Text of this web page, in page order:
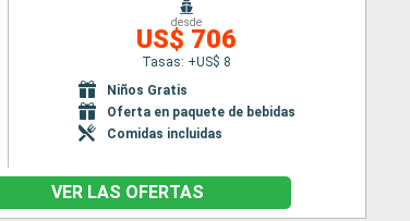
desde
US$ 706
Tasas: +US$ 8
Niños Gratis
Oferta en paquete de bebidas
Comidas incluidas
VER LAS OFERTAS